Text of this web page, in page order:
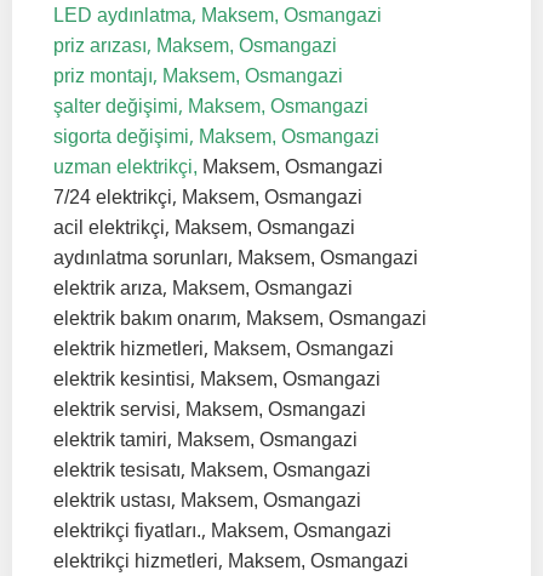
LED aydınlatma, Maksem, Osmangazi
priz arızası, Maksem, Osmangazi
priz montajı, Maksem, Osmangazi
şalter değişimi, Maksem, Osmangazi
sigorta değişimi, Maksem, Osmangazi
uzman elektrikçi, Maksem, Osmangazi
7/24 elektrikçi, Maksem, Osmangazi
acil elektrikçi, Maksem, Osmangazi
aydınlatma sorunları, Maksem, Osmangazi
elektrik arıza, Maksem, Osmangazi
elektrik bakım onarım, Maksem, Osmangazi
elektrik hizmetleri, Maksem, Osmangazi
elektrik kesintisi, Maksem, Osmangazi
elektrik servisi, Maksem, Osmangazi
elektrik tamiri, Maksem, Osmangazi
elektrik tesisatı, Maksem, Osmangazi
elektrik ustası, Maksem, Osmangazi
elektrikçi fiyatları., Maksem, Osmangazi
elektrikçi hizmetleri, Maksem, Osmangazi